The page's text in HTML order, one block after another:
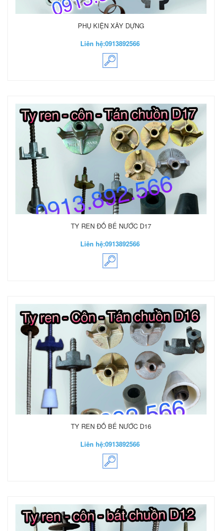
PHỤ KIỆN XÂY DỰNG
Liên hệ:0913892566
TY REN ĐỔ BỂ NƯỚC D17
Liên hệ:0913892566
TY REN ĐỔ BỂ NƯỚC D16
Liên hệ:0913892566